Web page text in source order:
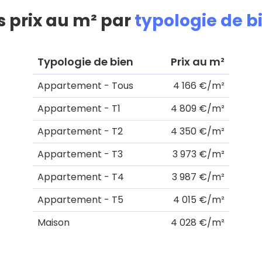
prix au m² partypologie de
Typologie de bien Prix au m²
Appartement - Tous
4 166 €/m²
Appartement - T1
4 809 €/m²
Appartement - T2
4 350 €/m²
Appartement - T3
3 973 €/m²
Appartement - T4
3 987 €/m²
Appartement - T5
4 015 €/m²
Maison
4 028 €/m²